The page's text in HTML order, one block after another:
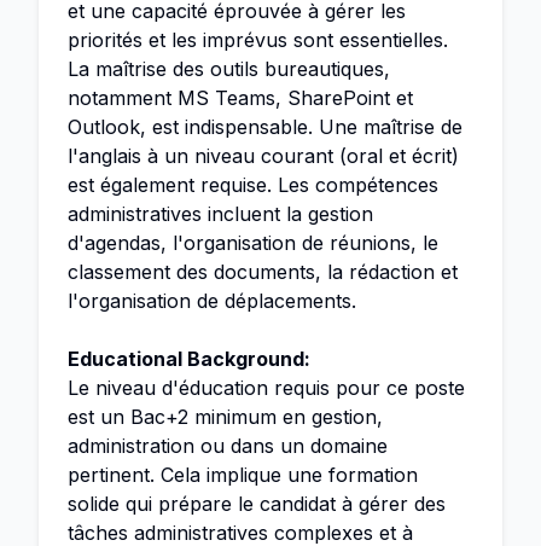
et une capacité éprouvée à gérer les
priorités et les imprévus sont essentielles.
La maîtrise des outils bureautiques,
notamment MS Teams, SharePoint et
Outlook, est indispensable. Une maîtrise de
l'anglais à un niveau courant (oral et écrit)
est également requise. Les compétences
administratives incluent la gestion
d'agendas, l'organisation de réunions, le
classement des documents, la rédaction et
l'organisation de déplacements.
Educational Background:
Le niveau d'éducation requis pour ce poste
est un Bac+2 minimum en gestion,
administration ou dans un domaine
pertinent. Cela implique une formation
solide qui prépare le candidat à gérer des
tâches administratives complexes et à